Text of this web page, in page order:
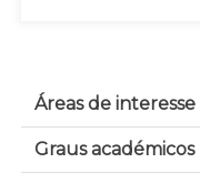
Áreas de interesse
Graus académicos